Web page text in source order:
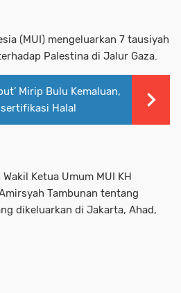
(MUI) mengeluarkan 7 tausiyah
Palestina di Jalur Gaza.
Mirip Bulu Kemaluan,
Halal
Ketua Umum MUI KH
Tambunan tentang
dikeluarkan di Jakarta, Ahad,